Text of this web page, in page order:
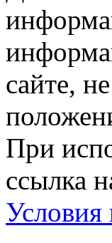
сайте,
При
ссылка
Условия